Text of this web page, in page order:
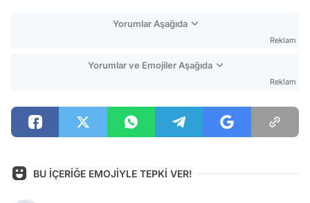
Yorumlar Aşağıda
Reklam
Yorumlar ve Emojiler Aşağıda
Reklam
BU İÇERİĞE EMOJİYLE TEPKİ VER!